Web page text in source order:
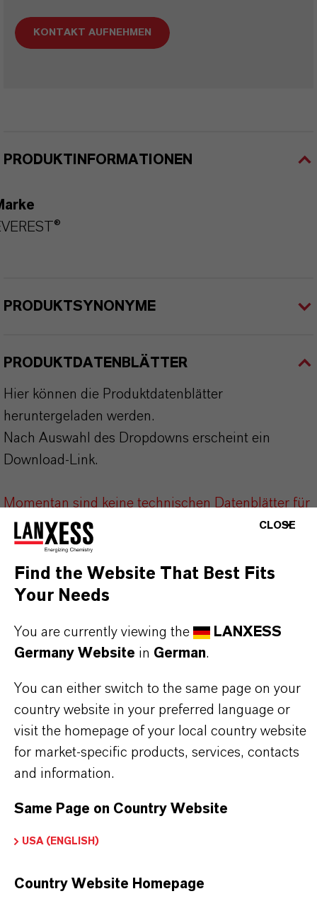
KONTAKT AUFNEHMEN
PRODUKTINFORMATIONEN
PRODUKTSYNONYME
PRODUKTDATENBLÄTTER
Hier können die Produktdatenblätter
heruntergeladen werden.
Nach Auswahl des Dropdowns erscheint ein
Download-Link.
Momentan sind keine technischen Datenblätter für
dieses Produkt vorhanden.
DARUMLANXESS!
wir weit mehr als nur hochwertige Produkte: Wir
stehen für Zuverlässigkeit, Innovationskraft und
partnerschaftliches Denken. Im Mittelpunkt
unseres Handelns stehen jedoch Sie: unsere
maßgeschneiderten Lösungen, globaler Präsenz
CLOSE
Find the Website That Best Fits
Your Needs
You are currently viewing the
LANXESS
Germany Website in German.
You can either switch to the same page on your
country website in your preferred language or
visit the homepage of your local country website
for market-specific products, services, contacts
and information.
Same Page on Country Website
USA (ENGLISH)
Country Website Homepage